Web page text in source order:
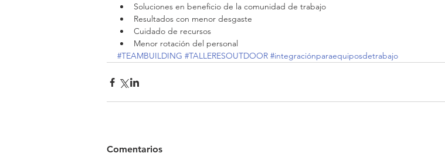
Soluciones en beneficio de la comunidad de trabajo
Resultados con menor desgaste
Cuidado de recursos
Menor rotación del personal
#TEAMBUILDING #TALLERESOUTDOOR #integraciónparaequiposdetrabajo
Comentarios